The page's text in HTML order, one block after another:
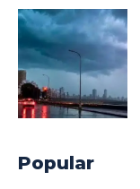
Popular